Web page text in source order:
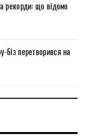
рекорди: що відомо
біз перетворився на